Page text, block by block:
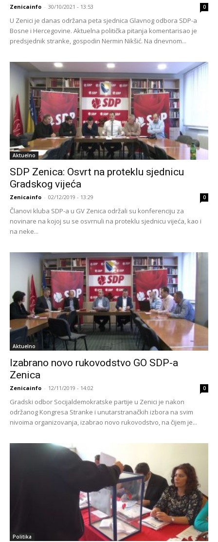
Zenicainfo - 30/10/2021 - 13:53 0
U Zenici je danas održana peta sjednica Glavnog odbora SDP-a
Bosne i Hercegovine. Aktuelna politička pitanja komentarisao je
predsjednik stranke, gospodin Nermin Nikšić. Na dnevnom...
Aktuelno
SDP Zenica: Osvrt na proteklu sjednicu
Gradskog vijeća
Zenicainfo - 02/12/2019 - 13:29 0
Članovi kluba SDP-a u GV Zenica održali su konferenciju za
novinare na kojoj su se osvrnuli na proteklu sjednicu vijeća, kao i
na neke...
Aktuelno
Izabrano novo rukovodstvo GO SDP-a
Zenica
Zenicainfo - 12/11/2019 - 14:02 0
Gradski odbor Socijaldemokratske partije u Zenici je nakon
održanog Kongresa Stranke i unutarstranačkih izbora na svim
nivoima organizovanja, izabrao novo rukovodstvo, na čijem je...
Politika